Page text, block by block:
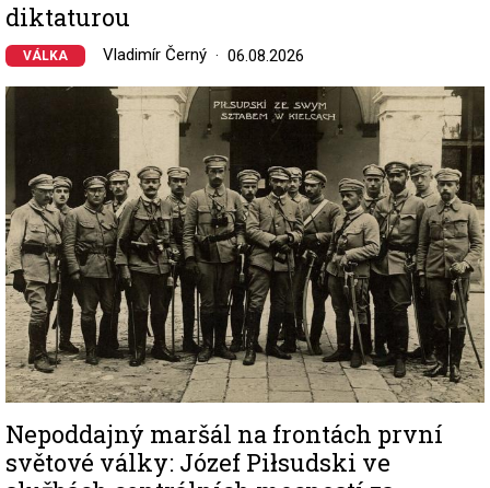
diktaturou
VÁLKA Vladimír Černý 06.08.2026
Image
Nepoddajný maršál na frontách první
světové války: Józef Piłsudski ve